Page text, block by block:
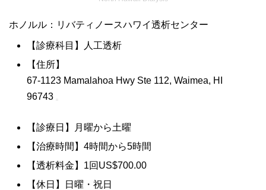
ホノルル：リバティノースハワイ透析センター
【診療科目】人工透析
【住所】
67-1123 Mamalahoa Hwy Ste 112, Waimea, HI
96743
【診療日】月曜から土曜
【治療時間】4時間から5時間
【透析料金】1回US$700.00
【休日】日曜・祝日